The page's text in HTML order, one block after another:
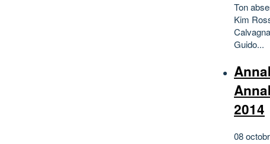
Ton
Kim
Guido...
2014
08